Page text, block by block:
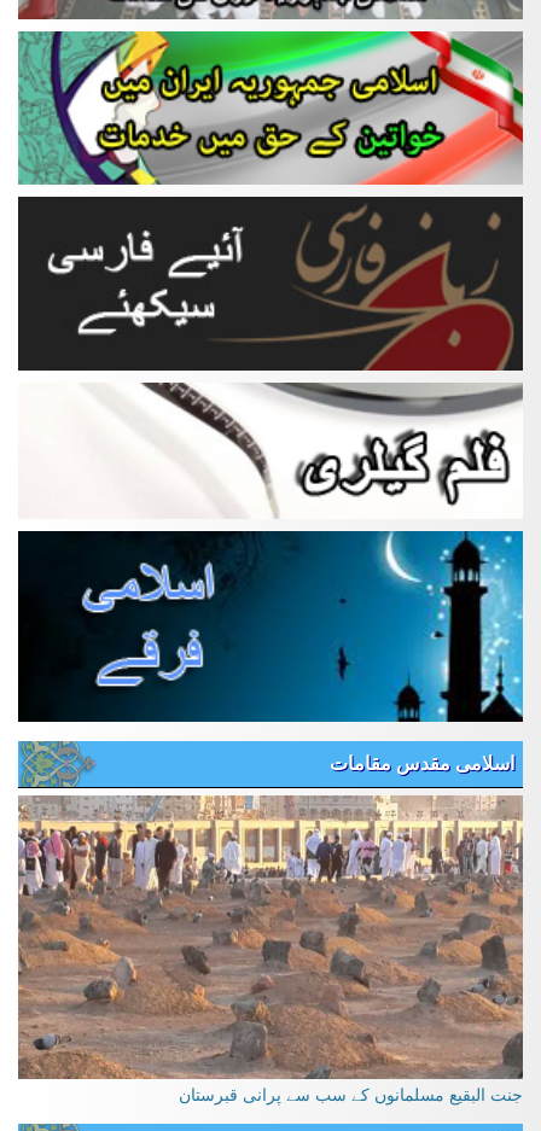
اسلامی مقدس مقامات
جنت البقیع مسلمانوں کے سب سے پرانی قبرستان